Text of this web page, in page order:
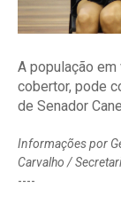
A população
cobertor, pode
de Senador
Informações por
Carvalho /
----